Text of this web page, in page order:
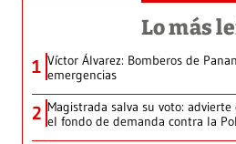
Lo más
1 Víctor Álvarez: Bomberos de
emergencias
2 Magistrada salva su voto:
el fondo de demanda contra la